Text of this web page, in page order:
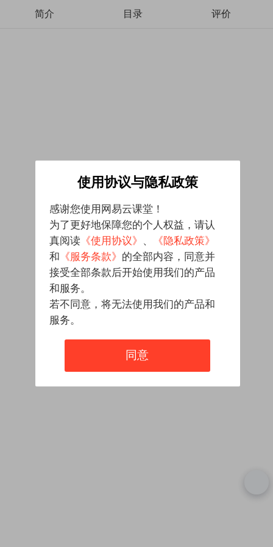
简介 目录 评价
使用协议与隐私政策
感谢您使用网易云课堂！
为了更好地保障您的个人权益，请认
真阅读 《使用协议》 、
《隐私政策》
和 《服务条款》 的全部内容，同意并
接受全部条款后开始使用我们的产品
和服务。
若不同意，将无法使用我们的产品和
服务。
同意